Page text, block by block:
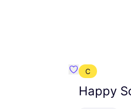
Favoritos
C
Happy